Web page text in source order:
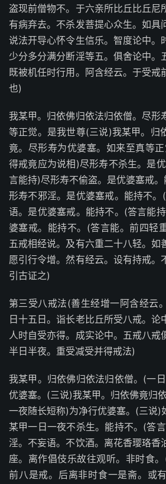
盗现前僧物不。于六亲所比丘比丘尼
有病弃去。不杀发菩提心众生。如具
说法开导心怀令生信乐。智度论中。
少分多分满分断淫等五。俱舍论中。
既被机任时行用。阿含经云。于受戒
也)
我某甲。归依佛归依法归依僧。尽形
等正觉。是我世尊(三说)我某甲。归
竟。尽形寿为优婆塞。如来至真等
得戒竟应为说相)尽形寿不杀生。是
言能持)尽形寿不偷盗。是优婆塞戒
形寿不邪淫。是优婆塞戒。能持不
语。是优婆塞戒。能持不。(答言能
婆塞戒。能持不。(答言能。前四轻
五戒相经说。及有六重二十八轻。如
愿引行令增。然有经云。设有持戒。
引古证之)
第三受八戒法(善生经增一阿含经云
日十五日。诣长老比丘所受八戒。论
人时自受亦得。成实论中。五戒八戒
半日半夜。重受减受并得戒法)
我某甲。归依佛归依法归依僧。(一
优婆塞。(三说)我某甲。归依佛竟归
一夜随长短称)为净行优婆塞。(三说)
某甲一日一夜不杀生。能持不。(答
淫。不妄语。不饮酒。离花香璎珞香
座。离作倡伎乐故往观听。非时食
前八是戒。后离非时食一是斋。或